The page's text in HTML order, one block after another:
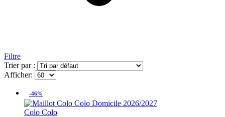
Filtre
Trier par :
Afficher:
-46%
Colo Colo